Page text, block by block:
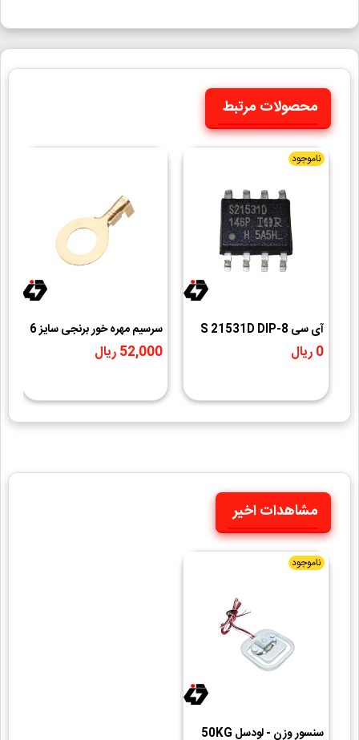
محصولات مرتبط
ناموجود
آی سی S 21531D DIP-8
0 ریال
سرسیم مهره خور برنجی سایز 6
52,000 ریال
مشاهدات اخیر
ناموجود
سنسور وزن - لودسل 50KG